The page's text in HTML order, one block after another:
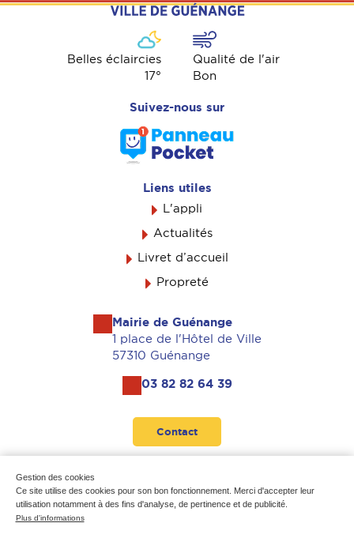
Gestion des cookies
Ce site utilise des cookies pour son bon fonctionnement. Merci d'accepter leur
utilisation notamment à des fins d'analyse, de pertinence et de publicité.
Plus d'informations
Belles éclaircies
17°
Qualité de l'air
Bon
Suivez-nous sur
Liens utiles
L'appli
Actualités
Livret d’accueil
Propreté
Mairie de Guénange
1 place de l'Hôtel de Ville
57310 Guénange
03 82 82 64 39
Contact